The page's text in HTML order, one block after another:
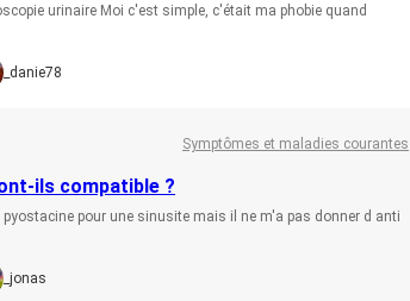
urinaire Moi c'est simple, c'était ma phobie quand
_danie78
Symptômes et maladies courantes
ils compatible ?
pour une sinusite mais il ne m'a pas donner d anti
_jonas